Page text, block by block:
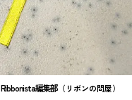
Ribbonista編集部 （リボンの問屋）